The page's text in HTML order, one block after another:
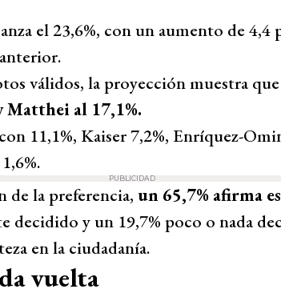
el 23,6%, con un aumento de 4,4
válidos, la proyección muestra que
Matthei al 17,1%.
11,1%, Kaiser 7,2%, Enríquez-
PUBLICIDAD
de la preferencia, un 65,7% afirma
decidido y un 19,7% poco o nada
en la ciudadanía.
vuelta